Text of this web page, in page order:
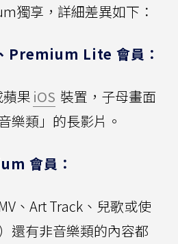
獨享，詳細差異如下：
Premium Lite 會員：
蘋果 iOS 裝置，子母畫面
樂類」的長影片。
會員：
、Art Track、兒歌或使
還有非音樂類的內容都